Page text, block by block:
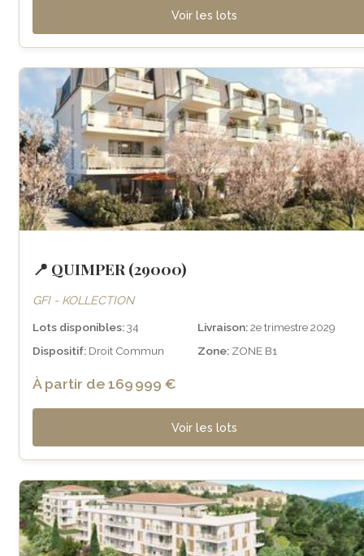
Voir les lots
📍 QUIMPER (29000)
GFI - KOLLECTION
Lots disponibles:34 Livraison:2e trimestre 2029
Dispositif: Droit Commun Zone: ZONE B1
À partir de 169 999 €
Voir les lots